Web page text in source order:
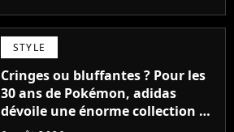
STYLE
Cringes ou bluffantes ? Pour les
30 ans de Pokémon, adidas
dévoile une énorme collection de